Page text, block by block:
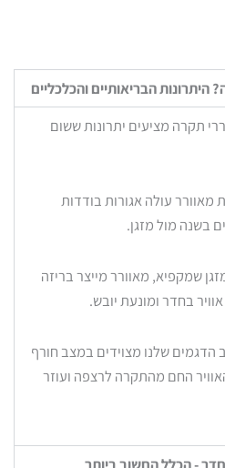
הבריאותיים והכלכליים
תקרה מציעים יתרונות ששום
מאוורר עולה אגורות בודדות
בשנה מול מזגן.
שמקפיא, מאוורר מייצר בריזה
בחדר ומונעת יובש.
הדגמים שלנו מצוידים במצב חורף
החם מהתקרה לרצפה ועוזר